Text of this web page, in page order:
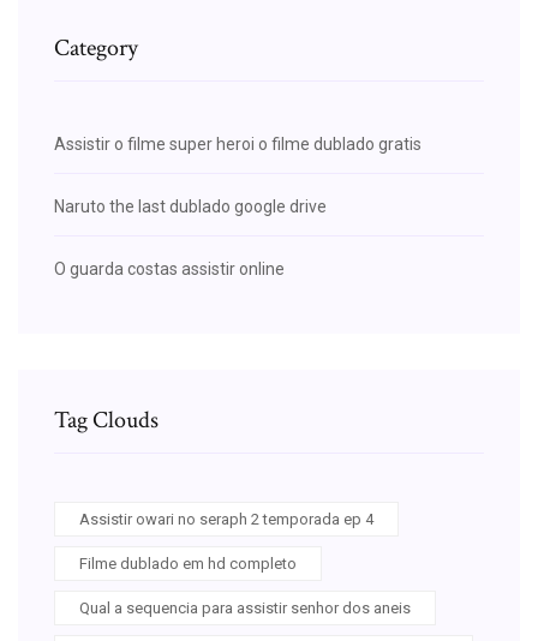
Category
Assistir o filme super heroi o filme dublado gratis
Naruto the last dublado google drive
O guarda costas assistir online
Tag Clouds
Assistir owari no seraph 2 temporada ep 4
Filme dublado em hd completo
Qual a sequencia para assistir senhor dos aneis